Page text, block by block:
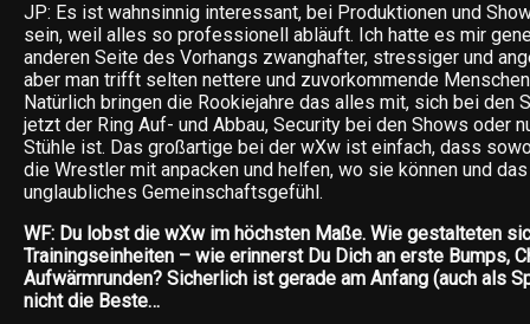
JP: Es ist wahnsinnig interessant, bei Produktionen und
sein, weil alles so professionell abläuft. Ich hatte es mir
anderen Seite des Vorhangs zwanghafter, stressiger und
aber man trifft selten nettere und zuvorkommende
Natürlich bringen die Rookiejahre das alles mit, sich bei den
jetzt der Ring Auf- und Abbau, Security bei den Shows oder
Stühle ist. Das großartige bei der wXw ist einfach, dass
die Wrestler mit anpacken und helfen, wo sie können und
unglaubliches Gemeinschaftsgefühl.
WF: Du lobst die wXw im höchsten Maße. Wie gestalteten
Trainingseinheiten – wie erinnerst Du Dich an erste Bumps,
Aufwärmrunden? Sicherlich ist gerade am Anfang (auch als
nicht die Beste…